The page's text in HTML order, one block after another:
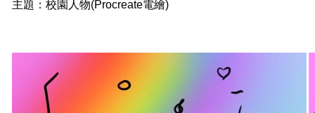
主題：校園人物(Procreate電繪)